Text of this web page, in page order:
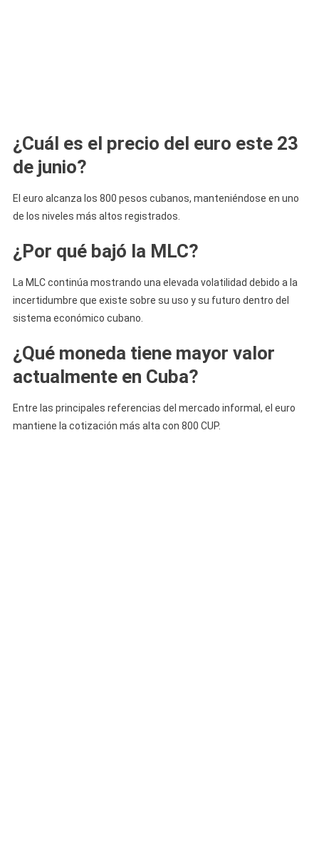
¿Cuál es el precio del euro este 23
de junio?
El euro alcanza los 800 pesos cubanos, manteniéndose en uno
de los niveles más altos registrados.
¿Por qué bajó la MLC?
La MLC continúa mostrando una elevada volatilidad debido a la
incertidumbre que existe sobre su uso y su futuro dentro del
sistema económico cubano.
¿Qué moneda tiene mayor valor
actualmente en Cuba?
Entre las principales referencias del mercado informal, el euro
mantiene la cotización más alta con 800 CUP.